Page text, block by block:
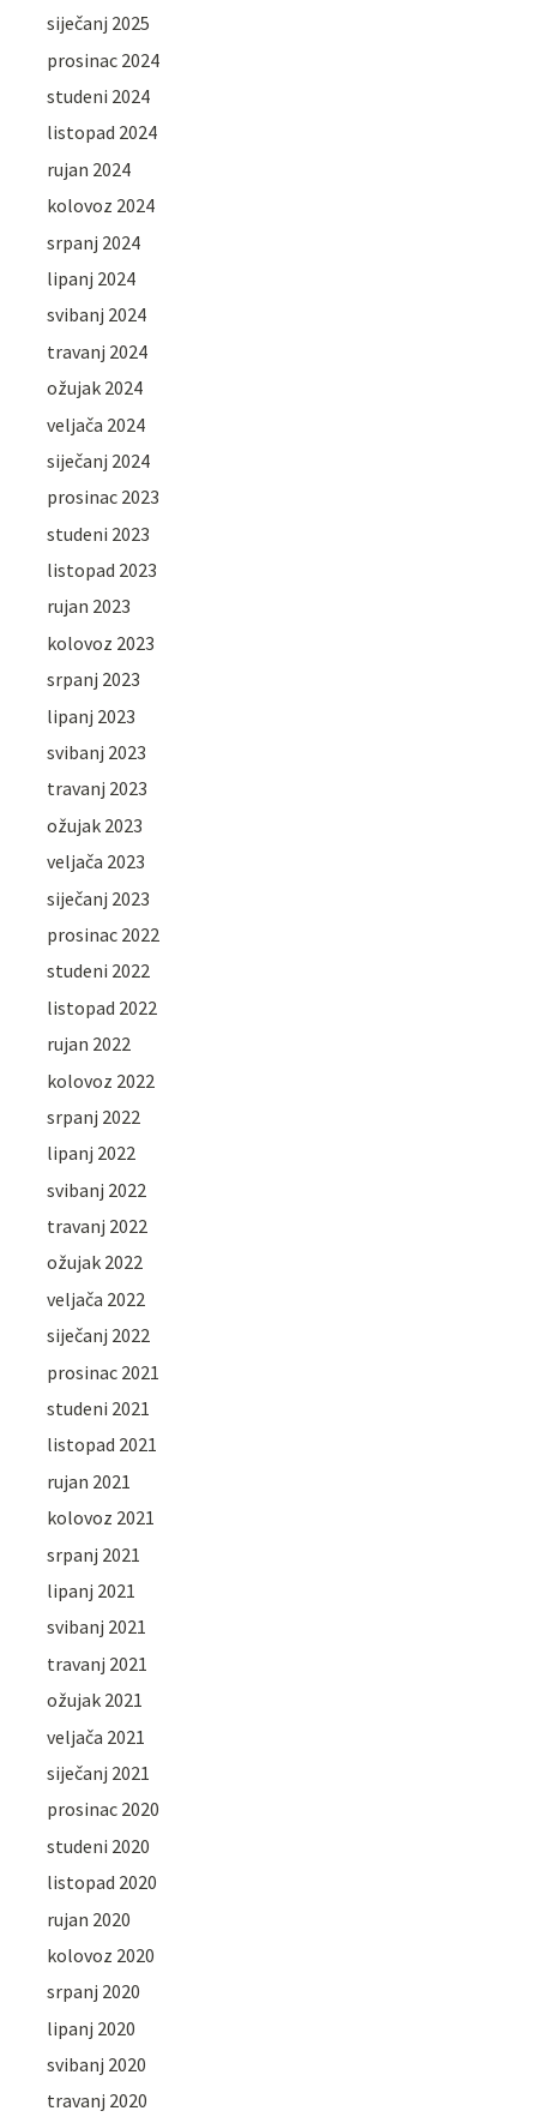
siječanj 2025
prosinac 2024
studeni 2024
listopad 2024
rujan 2024
kolovoz 2024
srpanj 2024
lipanj 2024
svibanj 2024
travanj 2024
ožujak 2024
veljača 2024
siječanj 2024
prosinac 2023
studeni 2023
listopad 2023
rujan 2023
kolovoz 2023
srpanj 2023
lipanj 2023
svibanj 2023
travanj 2023
ožujak 2023
veljača 2023
siječanj 2023
prosinac 2022
studeni 2022
listopad 2022
rujan 2022
kolovoz 2022
srpanj 2022
lipanj 2022
svibanj 2022
travanj 2022
ožujak 2022
veljača 2022
siječanj 2022
prosinac 2021
studeni 2021
listopad 2021
rujan 2021
kolovoz 2021
srpanj 2021
lipanj 2021
svibanj 2021
travanj 2021
ožujak 2021
veljača 2021
siječanj 2021
prosinac 2020
studeni 2020
listopad 2020
rujan 2020
kolovoz 2020
srpanj 2020
lipanj 2020
svibanj 2020
travanj 2020